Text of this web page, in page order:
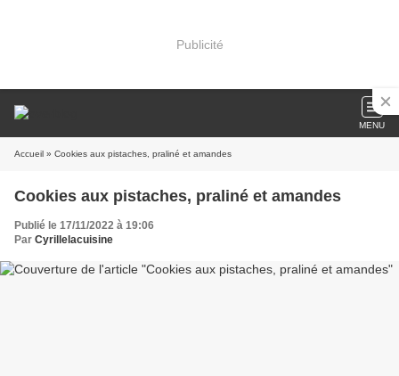
Publicité
MENU
Accueil » Cookies aux pistaches, praliné et amandes
Cookies aux pistaches, praliné et amandes
Publié le 17/11/2022 à 19:06
Par Cyrillelacuisine